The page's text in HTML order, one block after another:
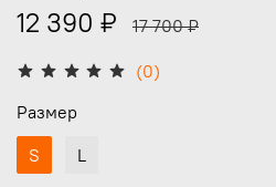
(0)
12 390 ₽ 17 700 ₽
Размер
S
L